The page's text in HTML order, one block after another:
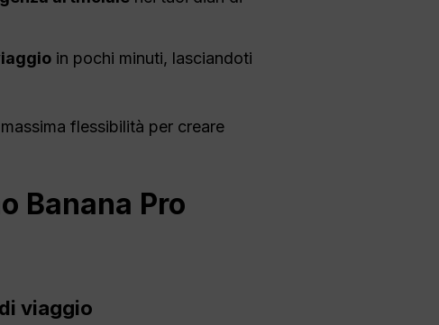
in pochi minuti, lasciandoti
flessibilità per creare
Banana Pro
viaggio